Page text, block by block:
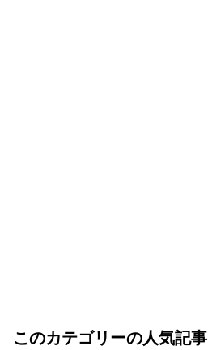
このカテゴリーの人気記事